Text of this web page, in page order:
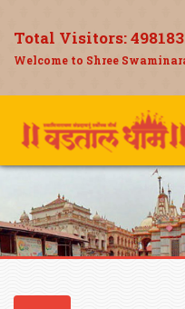
Total Visitors:
Welcome to Shree